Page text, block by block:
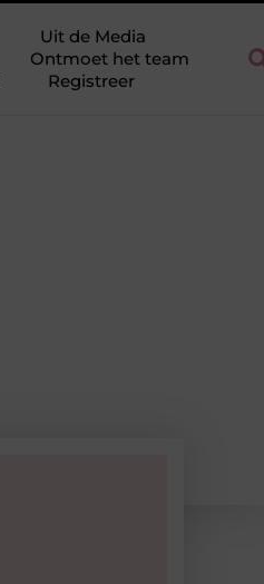
Uit de Media
Ontmoet het team
Registreer